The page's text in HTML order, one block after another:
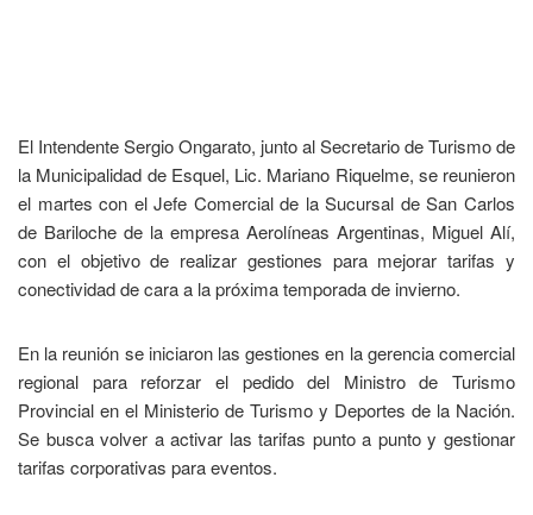
El Intendente Sergio Ongarato, junto al Secretario de Turismo de
la Municipalidad de Esquel, Lic. Mariano Riquelme, se reunieron
el martes con el Jefe Comercial de la Sucursal de San Carlos
de Bariloche de la empresa Aerolíneas Argentinas, Miguel Alí,
con el objetivo de realizar gestiones para mejorar tarifas y
conectividad de cara a la próxima temporada de invierno.
En la reunión se iniciaron las gestiones en la gerencia comercial
regional para reforzar el pedido del Ministro de Turismo
Provincial en el Ministerio de Turismo y Deportes de la Nación.
Se busca volver a activar las tarifas punto a punto y gestionar
tarifas corporativas para eventos.